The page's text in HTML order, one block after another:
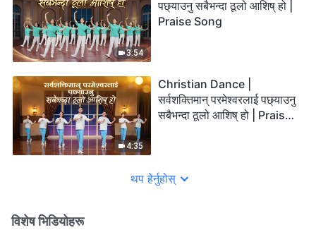
3:54
पछ्याउनु सबैभन्दा ठूलो आशिष् हो |
Praise Song
4:35
Christian Dance |
सर्वशक्तिमान् परमेश्‍वरलाई पछ्याउनु
सबैभन्दा ठूलो आशिष् हो | Praise
थप हेर्नुहोस्
विशेष भिडियोहरू